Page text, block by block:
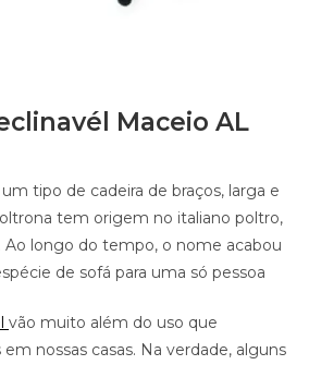
Maceio AL
tipo de cadeira de braços, larga e
tem origem no italiano poltro,
Ao longo do tempo, o nome acabou
de sofá para uma só pessoa
vão muito além do uso que
nossas casas. Na verdade, alguns